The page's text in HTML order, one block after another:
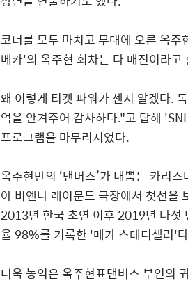
코너를 모두 마치고 무대에 오른 옥주
베카'의 옥주현 회차는 다 매진이라고
왜 이렇게 티켓 파워가 센지 알겠다.
억을 안겨주어 감사하다."고 답해
프로그램을 마무리지었다.
옥주현만의 ‘댄버스’가 내뿜는 카리
아 비엔나 레이문드 극장에서 첫선을
2013년 한국 초연 이후 2019년 다섯
율 98%를 기록한 '메가 스테디셀러'다
더욱 농익은 옥주현표댄버스 부인의